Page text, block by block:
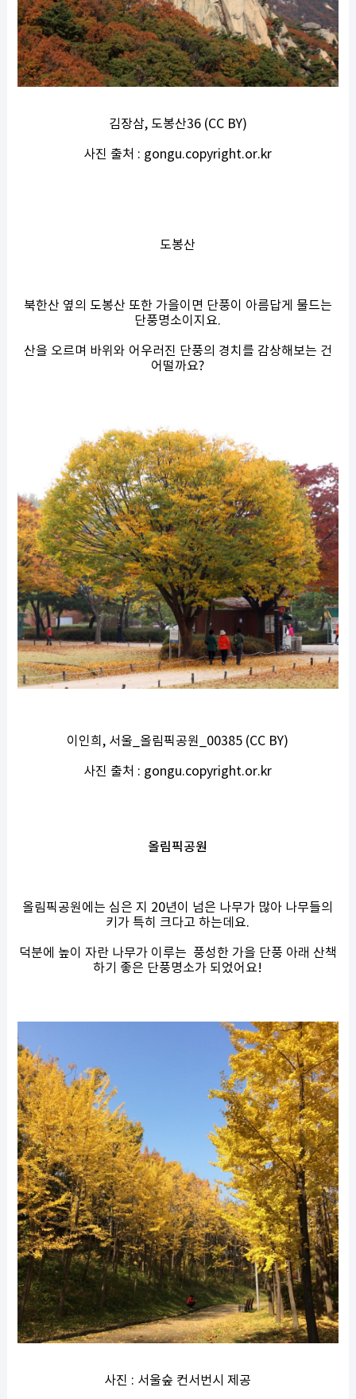
김장삼, 도봉산36 (CC BY)
사진 출처 : gongu.copyright.or.kr
도봉산
북한산 옆의 도봉산 또한 가을이면 단풍이 아름답게 물드는
단풍명소이지요.
산을 오르며 바위와 어우러진 단풍의 경치를 감상해보는 건
어떨까요?
이인희, 서울_올림픽공원_00385 (CC BY)
사진 출처 : gongu.copyright.or.kr
올림픽공원
올림픽공원에는 심은 지 20년이 넘은 나무가 많아 나무들의
키가 특히 크다고 하는데요.
덕분에 높이 자란 나무가 이루는 풍성한 가을 단풍 아래 산책
하기 좋은 단풍명소가 되었어요!
사진 : 서울숲 컨서번시 제공